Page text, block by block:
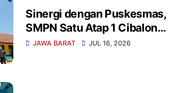
Sinergi dengan Puskesmas,
SMPN Satu Atap 1 Cibalong
Gelar Cek Kesehatan Gratis
JAWA BARAT JUL 16, 2026